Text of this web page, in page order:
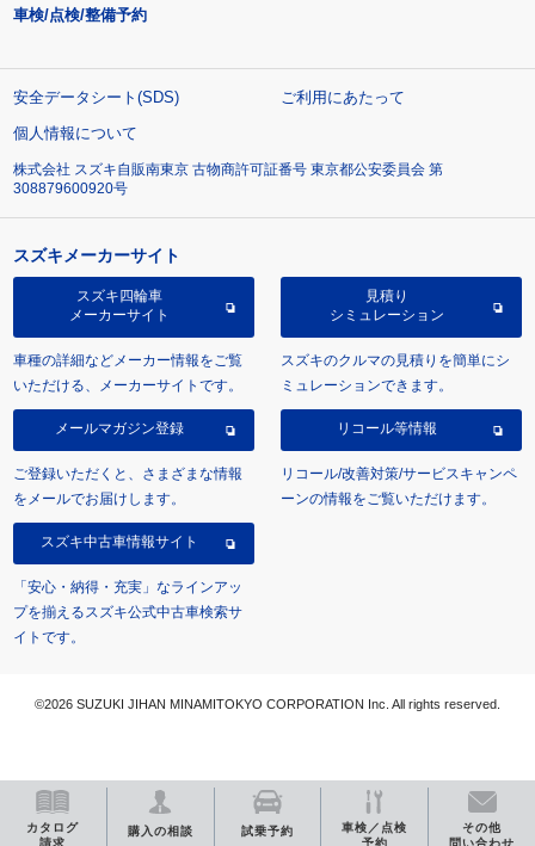
カタログ
請求
購入の相談 試乗予約
車検／点検
予約
その他
問い合わせ
車検/点検/整備予約
安全データシート(SDS)
ご利用にあたって
個人情報について
株式会社 スズキ自販南東京 古物商許可証番号 東京都公安委員会 第
308879600920号
スズキメーカーサイト
スズキ四輪車
メーカーサイト
車種の詳細などメーカー情報をご覧
いただける、メーカーサイトです。
見積り
シミュレーション
スズキのクルマの見積りを簡単にシ
ミュレーションできます。
メールマガジン登録
ご登録いただくと、さまざまな情報
をメールでお届けします。
リコール等情報
リコール/改善対策/サービスキャンペ
ーンの情報をご覧いただけます。
スズキ中古車情報サイト
「安心・納得・充実」なラインアッ
プを揃えるスズキ公式中古車検索サ
イトです。
©2026 SUZUKI JIHAN MINAMITOKYO CORPORATION Inc. All rights reserved.